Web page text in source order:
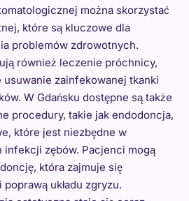
można skorzystać
które są kluczowe dla
problemów zdrowotnych.
również leczenie próchnicy,
zainfekowanej tkanki
W Gdańsku dostępne są także
procedury, takie jak endodoncja,
które jest niezbędne w
infekcji zębów. Pacjenci mogą
która zajmuje się
układu zgryzu.